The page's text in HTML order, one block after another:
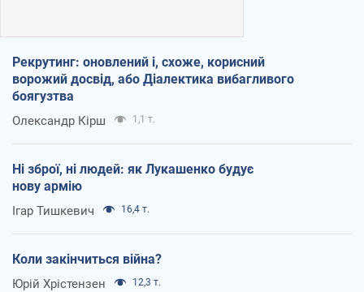
Рекрутинг: оновлений і, схоже, корисний
ворожий досвід, або Діалектика вибагливого
боягузтва
Олександр Кірш 1,1 т.
Ні зброї, ні людей: як Лукашенко будує
нову армію
Ігар Тишкевич 16,4 т.
Коли закінчиться війна?
Юрій Хрістензен 12,3 т.